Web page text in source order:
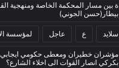
ة بين مسار المحكمة الخاصة ومنهجية
بيطار(حسن الجوني)
سلايد ع عاجل لمؤسسة
مؤشران خطيران ومعطى حكومي
بكركي انصار القوات الى اخلاء الشارع؟